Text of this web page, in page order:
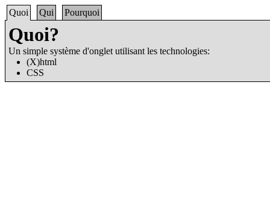
Quoi Qui Pourquoi
Quoi?
Un simple système d'onglet utilisant les technologies:
(X)html
CSS